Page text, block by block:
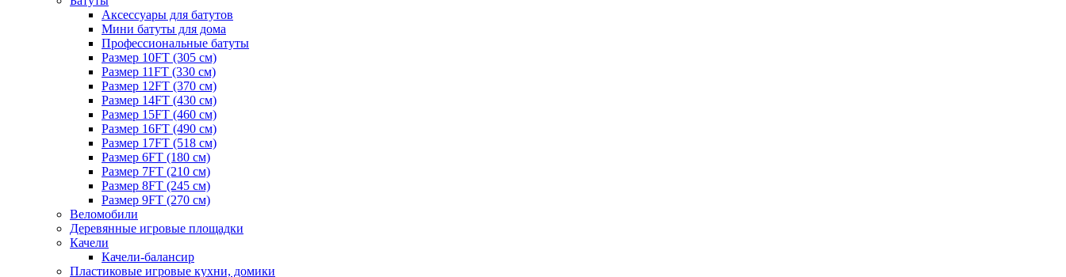
Аксессуары для батутов
Мини батуты для дома
Профессиональные батуты
Размер 10FT (305 см)
Размер 11FT (330 см)
Размер 12FT (370 см)
Размер 14FT (430 см)
Размер 15FT (460 см)
Размер 16FT (490 см)
Размер 17FT (518 см)
Размер 6FT (180 см)
Размер 7FT (210 см)
Размер 8FT (245 см)
Размер 9FT (270 см)
Веломобили
Деревянные игровые площадки
Качели
Качели-балансир
Пластиковые игровые кухни, домики